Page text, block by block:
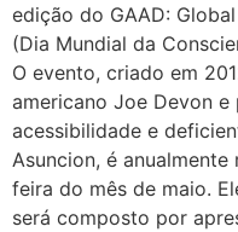
edição do GAAD:
(Dia Mundial da
O evento, criado em
americano Joe Devon
acessibilidade e
Asuncion, é
feira do mês de maio.
será composto por